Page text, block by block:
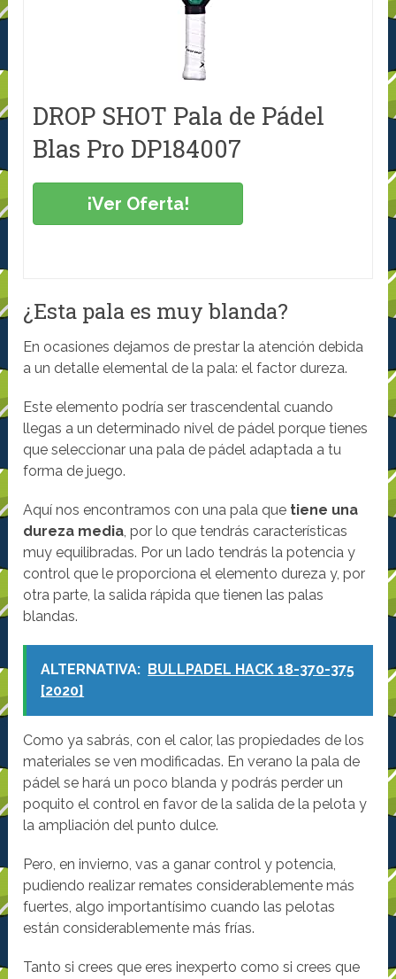
DROP SHOT Pala de Pádel
Blas Pro DP184007
¡Ver Oferta!
¿Esta pala es muy blanda?
En ocasiones dejamos de prestar la atención debida
a un detalle elemental de la pala: el factor dureza.
Este elemento podría ser trascendental cuando
llegas a un determinado nivel de pádel porque tienes
que seleccionar una pala de pádel adaptada a tu
forma de juego.
Aquí nos encontramos con una pala que tiene una
dureza media, por lo que tendrás características
muy equilibradas. Por un lado tendrás la potencia y
control que le proporciona el elemento dureza y, por
otra parte, la salida rápida que tienen las palas
blandas.
ALTERNATIVA: BULLPADEL HACK 18-370-375
[2020]
Como ya sabrás, con el calor, las propiedades de los
materiales se ven modificadas. En verano la pala de
pádel se hará un poco blanda y podrás perder un
poquito el control en favor de la salida de la pelota y
la ampliación del punto dulce.
Pero, en invierno, vas a ganar control y potencia,
pudiendo realizar remates considerablemente más
fuertes, algo importantísimo cuando las pelotas
están considerablemente más frías.
Tanto si crees que eres inexperto como si crees que